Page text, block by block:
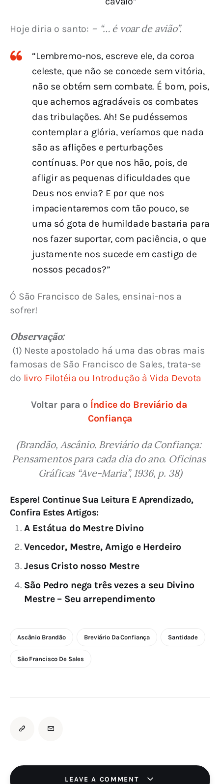
Hoje diria o santo: – “… é voar de avião”.
“Lembremo-nos, escreve ele, da coroa
celeste, que não se concede sem vitória,
não se obtém sem combate. É bom, pois,
que achemos agradáveis os combates
das tribulações. Ah! Se pudéssemos
contemplar a glória, veríamos que nada
são as aflições e perturbações
contínuas. Por que nos hão, pois, de
afligir as pequenas dificuldades que
Deus nos envia? E por que nos
impacientaremos com tão pouco, se
uma só gota de humildade bastaria para
nos fazer suportar, com paciência, o que
justamente nos sucede em castigo de
nossos pecados?”
Ó São Francisco de Sales, ensinai-nos a
sofrer!
Observação:
famosas de São Francisco de Sales, trata-se
do livro Filotéia ou Introdução à Vida Devota
Voltar para o Índice do Breviário da
Confiança
(Brandão, Ascânio. Breviário da Confiança:
Pensamentos para cada dia do ano. Oficinas
Gráficas “Ave-Maria”, 1936, p. 38)
Espere! Continue Sua Leitura E Aprendizado,
Confira Estes Artigos:
A Estátua do Mestre Divino
Vencedor, Mestre, Amigo e Herdeiro
Jesus Cristo nosso Mestre
São Pedro nega três vezes a seu Divino
Mestre – Seu arrependimento
Ascânio Brandão Breviário Da Confiança Santidade
São Francisco De Sales
LEAVE A COMMENT